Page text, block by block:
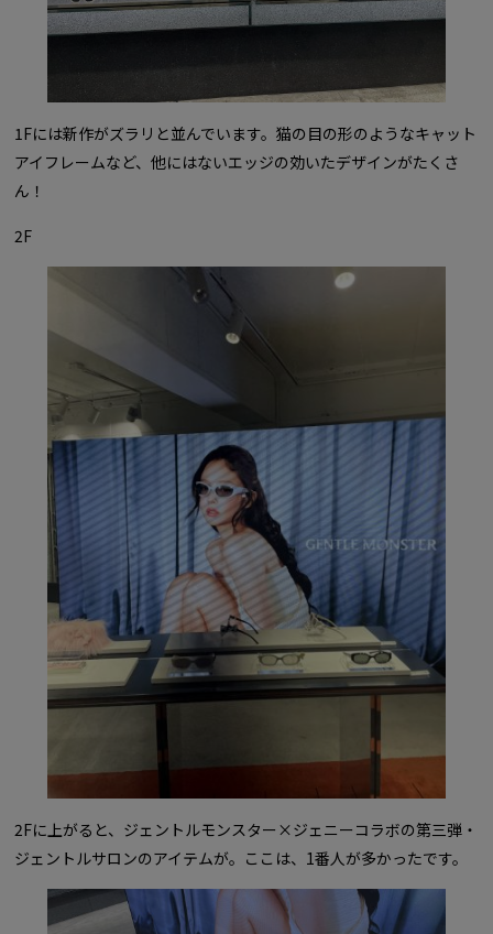
1Fには新作がズラリと並んでいます。猫の目の形のようなキャット
アイフレームなど、他にはないエッジの効いたデザインがたくさ
ん！
2F
2Fに上がると、ジェントルモンスター×ジェニーコラボの第三弾・
ジェントルサロンのアイテムが。ここは、1番人が多かったです。